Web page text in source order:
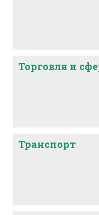
Торговля и
Транспорт